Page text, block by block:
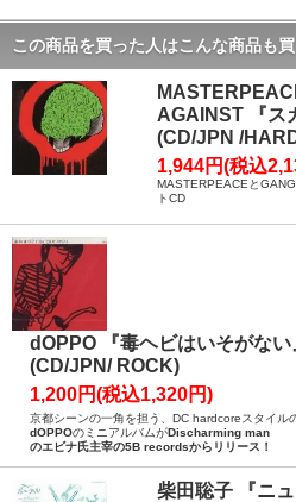
この商品を買った人はこんな商品も
AGAINST 『ス
(CD/JPN /
1,944円(税込
MASTERPEACEと
トCD
dOPPO 『毒ヘビはいそがない
(CD/JPN/ ROCK)
1,200円(税込1,320円)
京都シーンの一角を担う、DC hardcoreスタイル
dOPPOのミニアルバムがDischarming man
のエビナ氏主宰の5B recordsからリリース！
柴田聡子 『ニ